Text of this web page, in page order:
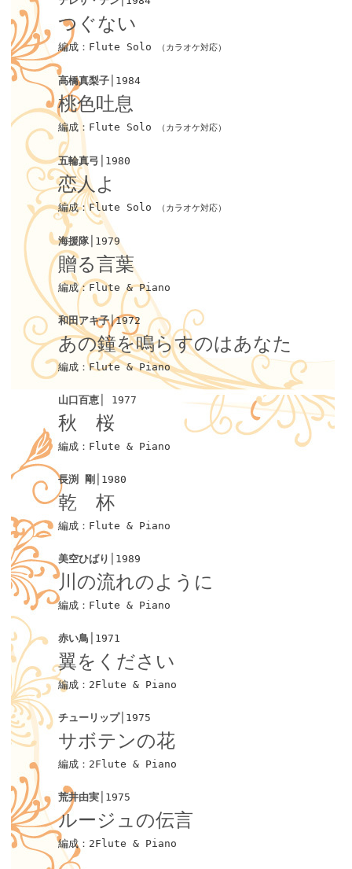
つぐない
編成：Flute Solo （カラオケ対応）
高橋真梨子│1984
桃色吐息
編成：Flute Solo （カラオケ対応）
五輪真弓 │1980
恋人よ
編成：Flute Solo （カラオケ対応）
海援隊│1979
贈る言葉
編成：Flute & Piano
和田アキ子│1972
あの鐘を鳴らすのはあなた
編成：Flute & Piano
山口百恵│ 1977
秋 桜
編成：Flute & Piano
長渕 剛 │1980
乾 杯
編成：Flute & Piano
美空ひばり │1989
川の流れのように
編成：Flute & Piano
赤い鳥 │1971
翼をください
編成：2Flute & Piano
チューリップ│1975
サボテンの花
編成：2Flute & Piano
荒井由実│1975
ルージュの伝言
編成：2Flute & Piano